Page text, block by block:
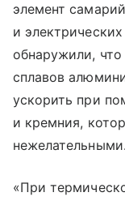
элемент
и
обнаружили,
сплавов
ускорить при
и кремния,
нежелательными.
«При